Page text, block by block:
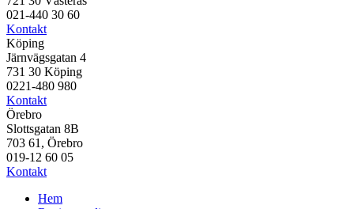
021-440 30 60
Kontakt
Köping
Järnvägsgatan 4
731 30 Köping
0221-480 980
Kontakt
Örebro
Slottsgatan 8B
703 61, Örebro
019-12 60 05
Kontakt
Hem